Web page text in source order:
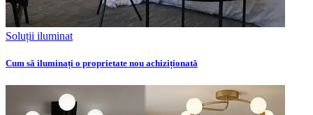
Soluții iluminat
Cum să iluminați o proprietate nou achiziționată